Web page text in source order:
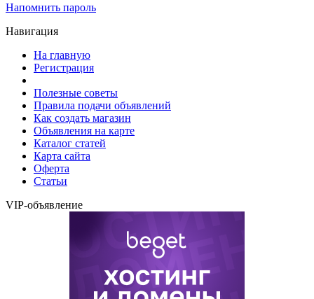
Напомнить пароль
Навигация
На главную
Регистрация
Полезные советы
Правила подачи объявлений
Как создать магазин
Объявления на карте
Каталог статей
Карта сайта
Оферта
Статьи
VIP-объявление